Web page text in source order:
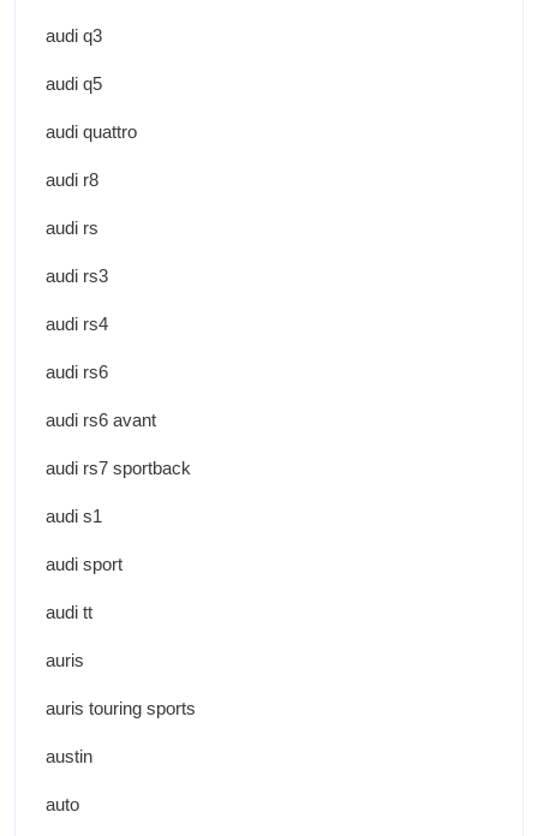
audi q3
audi q5
audi quattro
audi r8
audi rs
audi rs3
audi rs4
audi rs6
audi rs6 avant
audi rs7 sportback
audi s1
audi sport
audi tt
auris
auris touring sports
austin
auto